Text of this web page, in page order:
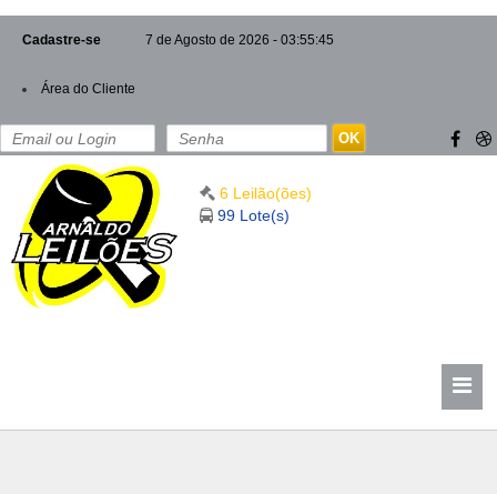
Cadastre-se 7 de Agosto de 2026 - 03:55:45
Área do Cliente
OK
6 Leilão(ões)
99 Lote(s)